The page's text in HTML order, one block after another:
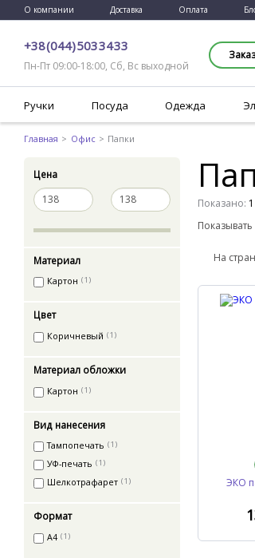
О компании Доставка Оплата
+38 (044) 503 34 33
Пн-Пт 09:00-18:00, Сб, Вс выходной
Ручки Посуда Одежда
Главная Офис Папки
Цена
Материал
Картон (1)
Цвет
Коричневый (1)
Материал обложки
Картон (1)
Вид нанесения
Тампопечать (1)
УФ-печать (1)
Шелкотрафарет (1)
Формат
А4 (1)
Показано: 1
На
ЭКО